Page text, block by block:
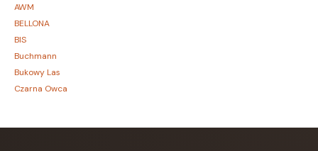
AWM
BELLONA
BIS
Buchmann
Bukowy Las
Czarna Owca